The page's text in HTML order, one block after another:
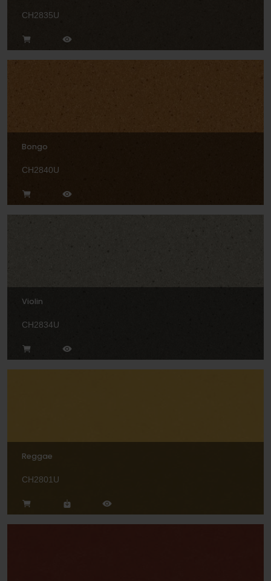
CH2835U
Bongo
CH2840U
Violin
CH2834U
Reggae
CH2801U